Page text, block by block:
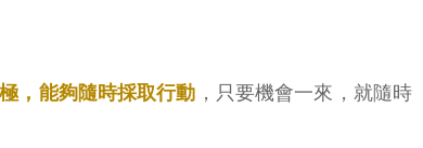
，能夠隨時採取行動 ，只要機會一來，就隨時